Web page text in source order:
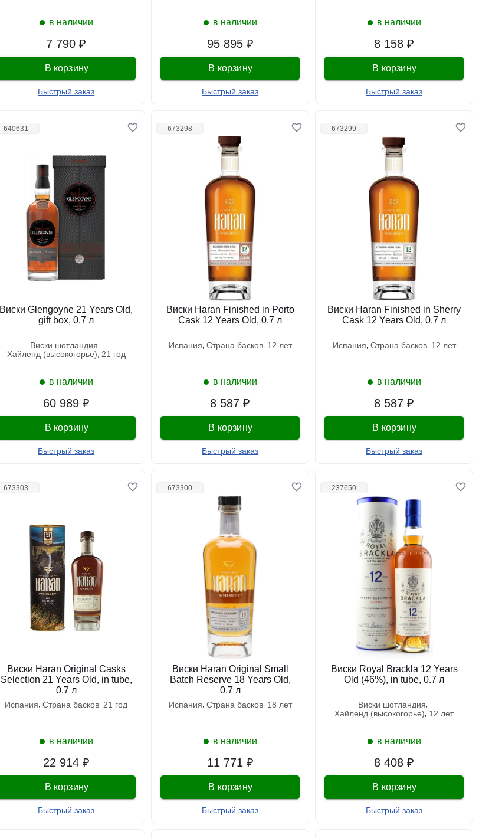
7 790 ₽
В корзину
Быстрый заказ
в наличии
95 895 ₽
В корзину
Быстрый заказ
в наличии
8 158 ₽
В корзину
Быстрый заказ
в наличии
640631
60 989 ₽
Виски Glengoyne 21 Years Old,
gift box, 0.7 л
виски шотландия
хайленд (высокогорье)
21 год
В корзину
Быстрый заказ
в наличии
673298
8 587 ₽
Виски Haran Finished in Porto
Cask 12 Years Old, 0.7 л
испания страна басков 12 лет
В корзину
Быстрый заказ
в наличии
673299
8 587 ₽
Виски Haran Finished in Sherry
Cask 12 Years Old, 0.7 л
испания страна басков 12 лет
В корзину
Быстрый заказ
в наличии
673303
22 914 ₽
Виски Haran Original Casks
Selection 21 Years Old, in tube,
0.7 л
испания страна басков 21 год
В корзину
Быстрый заказ
в наличии
673300
11 771 ₽
Виски Haran Original Small
Batch Reserve 18 Years Old,
0.7 л
испания страна басков 18 лет
В корзину
Быстрый заказ
в наличии
237650
8 408 ₽
Виски Royal Brackla 12 Years
Old (46%), in tube, 0.7 л
виски шотландия
хайленд (высокогорье)
12 лет
В корзину
Быстрый заказ
в наличии